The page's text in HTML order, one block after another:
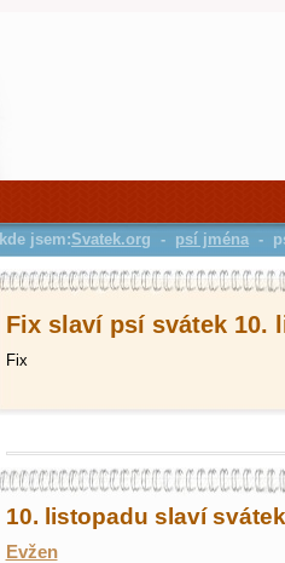
Fix slaví psí svátek 10.
Fix
10. listopadu slaví
Evžen
kde jsem:Svatek.org - psí jména -